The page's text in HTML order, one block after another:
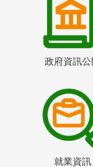
政府資訊公
就業資訊